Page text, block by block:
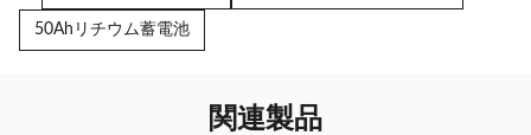
50Ahリチウム蓄電池
関連製品